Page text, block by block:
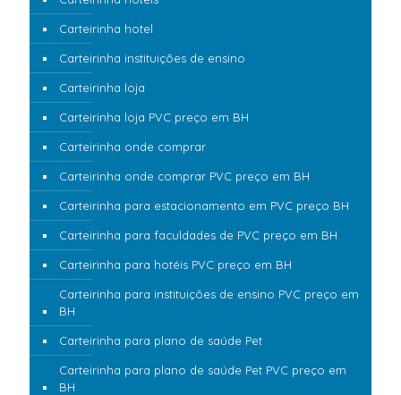
Carteirinha hotel
Carteirinha instituições de ensino
Carteirinha loja
Carteirinha loja PVC preço em BH
Carteirinha onde comprar
Carteirinha onde comprar PVC preço em BH
Carteirinha para estacionamento em PVC preço BH
Carteirinha para faculdades de PVC preço em BH
Carteirinha para hotéis PVC preço em BH
Carteirinha para instituições de ensino PVC preço em
BH
Carteirinha para plano de saúde Pet
Carteirinha para plano de saúde Pet PVC preço em
BH